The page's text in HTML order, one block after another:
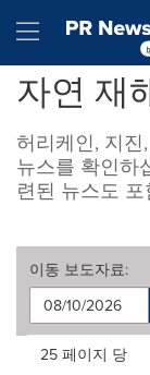
Hamburger
자연 재
허리케인, 지
뉴스를 확인하
련된 뉴스도
이동 보도자료:
Making
Items per page:
25 페이지 당